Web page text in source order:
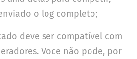
o log completo;
deve ser compatível com
Voce não pode, por